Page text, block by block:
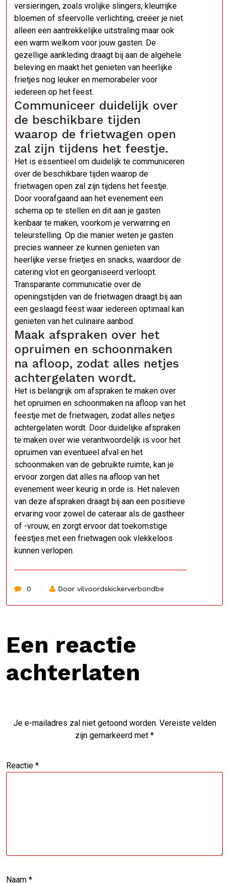
versieringen, zoals vrolijke slingers, kleurrijke
bloemen of sfeervolle verlichting, creëer je niet
alleen een aantrekkelijke uitstraling maar ook
een warm welkom voor jouw gasten. De
gezellige aankleding draagt bij aan de algehele
beleving en maakt het genieten van heerlijke
frietjes nog leuker en memorabeler voor
iedereen op het feest.
Communiceer duidelijk over
de beschikbare tijden
waarop de frietwagen open
zal zijn tijdens het feestje.
Het is essentieel om duidelijk te communiceren
over de beschikbare tijden waarop de
frietwagen open zal zijn tijdens het feestje.
Door voorafgaand aan het evenement een
schema op te stellen en dit aan je gasten
kenbaar te maken, voorkom je verwarring en
teleurstelling. Op die manier weten je gasten
precies wanneer ze kunnen genieten van
heerlijke verse frietjes en snacks, waardoor de
catering vlot en georganiseerd verloopt.
Transparante communicatie over de
openingstijden van de frietwagen draagt bij aan
een geslaagd feest waar iedereen optimaal kan
genieten van het culinaire aanbod.
Maak afspraken over het
opruimen en schoonmaken
na afloop, zodat alles netjes
achtergelaten wordt.
Het is belangrijk om afspraken te maken over
het opruimen en schoonmaken na afloop van het
feestje met de frietwagen, zodat alles netjes
achtergelaten wordt. Door duidelijke afspraken
te maken over wie verantwoordelijk is voor het
opruimen van eventueel afval en het
schoonmaken van de gebruikte ruimte, kan je
ervoor zorgen dat alles na afloop van het
evenement weer keurig in orde is. Het naleven
van deze afspraken draagt bij aan een positieve
ervaring voor zowel de cateraar als de gastheer
of -vrouw, en zorgt ervoor dat toekomstige
feestjes met een frietwagen ook vlekkeloos
kunnen verlopen.
0 Door vilvoordskickerverbondbe
Een reactie
achterlaten
Je e-mailadres zal niet getoond worden. Vereiste velden
zijn gemarkeerd met *
Reactie *
Naam *